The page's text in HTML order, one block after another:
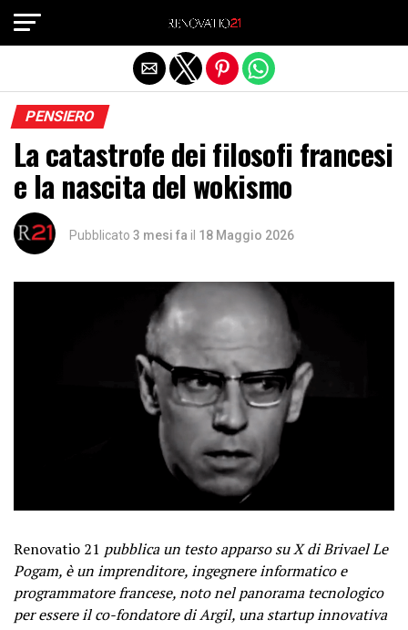
PENSIERO
La catastrofe dei filosofi francesi
e la nascita del wokismo
Pubblicato 3 mesi fa il 18 Maggio 2026
Renovatio 21 pubblica un testo apparso su X di Brivael Le
Pogam, è un imprenditore, ingegnere informatico e
programmatore francese, noto nel panorama tecnologico
per essere il co-fondatore di Argil, una startup innovativa
Exit mobile version